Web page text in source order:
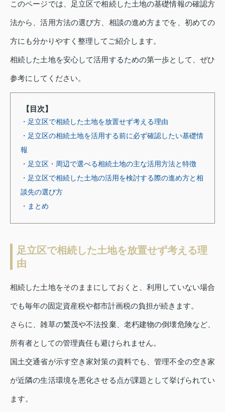
このページでは、足立区で相続した土地の基礎情報の確認方
法から、活用方法の選び方、相談の進め方までを、初めての
方にも分かりやすく整理してご紹介します。
相続した土地を安心して活用するための第一歩として、ぜひ
参考にしてください。
【目次】
・足立区で相続した土地を放置せず考える理由
・足立区の相続土地を活用する前に必ず確認したい基礎情
報
・足立区・周辺で選べる相続土地の主な活用方法と特徴
・足立区で相続した土地の活用を検討する際の進め方と相
談先の選び方
・まとめ
足立区で相続した土地を放置せず考える理
由
相続した土地をそのままにしておくと、利用していない場合
でも毎年の固定資産税や都市計画税の負担が続きます。
さらに、雑草の繁茂や不法投棄、老朽建物の倒壊危険など、
所有者としての管理責任も避けられません。
国土交通省が示す空き家対策の資料でも、管理不全の空き家
が近隣の生活環境を悪化させる点が課題として挙げられてい
ます。